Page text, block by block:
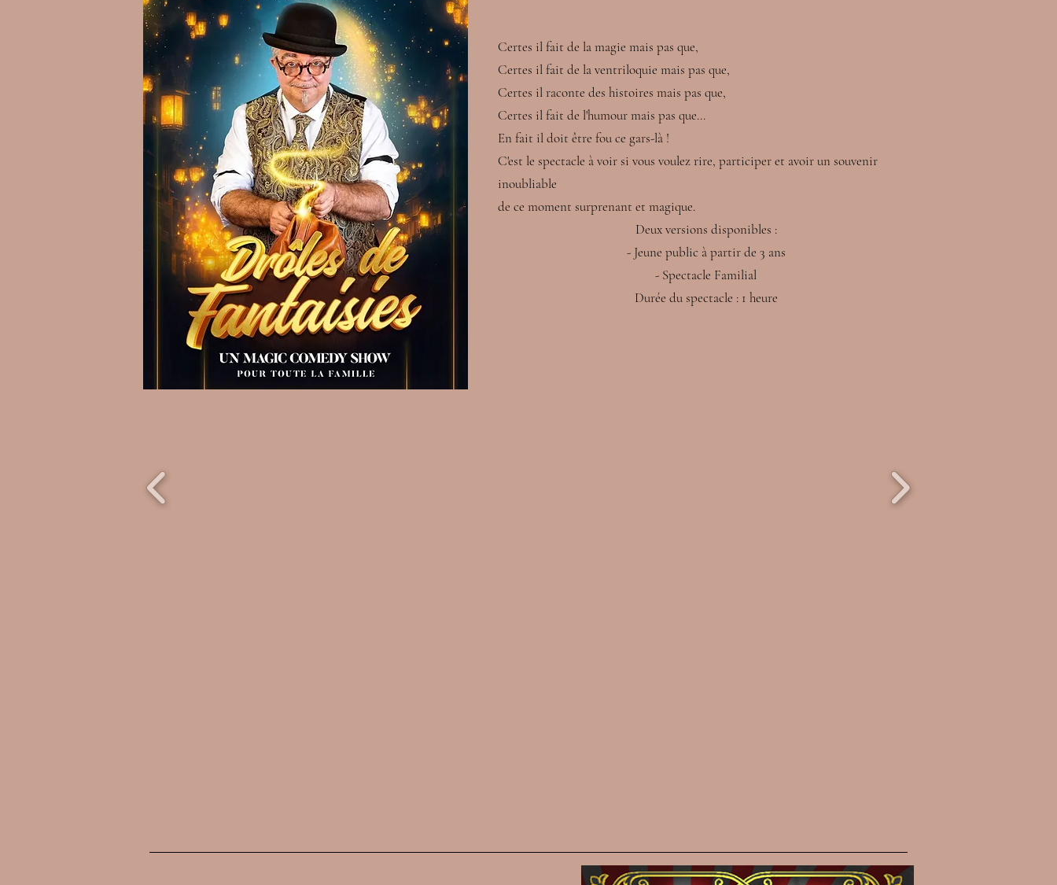
Certes il fait de la magie mais pas que,
Certes il fait de la ventriloquie mais pas que,
Certes il raconte des histoires mais pas que,
Certes il fait de l'humour mais pas que...
En fait il doit être fou ce gars-là !
C'est le spectacle à voir si vous voulez rire, participer et avoir un souvenir
inoubliable
de ce moment surprenant et magique.
​​Deux versions disponibles :
- Jeune public à partir de 3 ans
- Spectacle Familial
Durée du spectacle : 1 heure